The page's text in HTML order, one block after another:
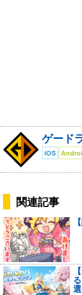
ゲード
iOS
関連記事
選